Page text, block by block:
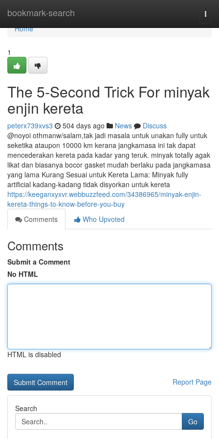
bookmark-search
Home
Home
1
The 5-Second Trick For minyak
enjin kereta
peterx739xvs3 504 days ago News
Discuss
@noyoi othmanw/salam,tak jadi masala untuk unakan fully untuk
seketika ataupon 10000 km kerana jangkamasa ini tak dapat
mencederakan kereta pada kadar yang teruk. minyak totally agak
likat dan biasanya bocor gasket mudah berlaku pada jangkamasa
yang lama Kurang Sesuai untuk Kereta Lama: Minyak fully
artificial kadang-kadang tidak disyorkan untuk kereta
https://keeganxyxvr.webbuzzfeed.com/34386965/minyak-enjin-
kereta-things-to-know-before-you-buy
Comments
Who Upvoted
Comments
Submit a Comment
No HTML
HTML is disabled
Report Page
Search
Go